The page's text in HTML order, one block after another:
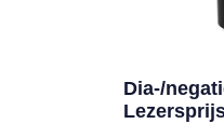
Dia-/